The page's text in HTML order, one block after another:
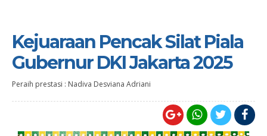
Kejuaraan Pencak Silat Piala
Gubernur DKI Jakarta 2025
Peraih prestasi : Nadiva Desviana Adriani